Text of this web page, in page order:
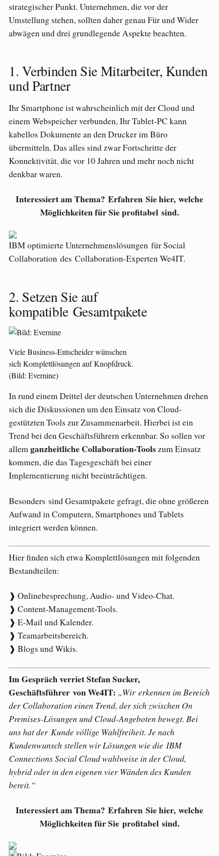
strategischer Punkt. Unternehmen, die vor der
Umstellung stehen, sollten daher genau Für und Wider
abwägen und drei grundlegende Aspekte beachten.
1. Verbinden Sie Mitarbeiter, Kunden
und Partner
Ihr Smartphone ist wahrscheinlich mit der Cloud und
einem Webspeicher verbunden, Ihr Tablet-PC kann
kabellos Dokumente an den Drucker im Büro
übermitteln. Das alles sind zwar Fortschritte der
Konnektivität, die vor 10 Jahren und mehr noch nicht
denkbar waren.
Interessiert am Thema? Erfahren Sie hier, welche
Möglichkeiten für Sie profitabel sind.
IBM optimierte Unternehmenslösungen für Social
Collaboration des Collaboration-Experten We4IT.
2. Setzen Sie auf
kompatible Gesamtpakete
Viele Business-Entscheider wünschen
sich Komplettlösungen auf Knopfdruck.
(Bild: Evernine)
In rund einem Drittel der deutschen Unternehmen drehen
sich die Diskussionen um den Einsatz von Cloud-
gestützten Tools zur Zusammenarbeit. Hierbei ist ein
Trend bei den Geschäftsführern erkennbar. So sollen vor
allemganzheitliche Collaboration-Toolszum Einsatz
kommen, die das Tagesgeschäft bei einer
Implementierung nicht beeinträchtigen.
Besonders sind Gesamtpakete gefragt, die ohne größeren
Aufwand in Computern, Smartphones und Tablets
integriert werden können.
Hier finden sich etwa Komplettlösungen mit folgenden
Bestandteilen:
❱ Onlinebesprechung, Audio- und Video-Chat.
❱ Content-Management-Tools.
❱ E-Mail und Kalender.
❱ Teamarbeitsbereich.
❱ Blogs und Wikis.
Im Gespräch verriet Stefan Sucker,
Geschäftsführer von We4IT: „Wir erkennen im Bereich
der Collaboration einen Trend, der sich zwischen On
Premises-Lösungen und Cloud-Angeboten bewegt. Bei
uns hat der Kunde völlige Wahlfreiheit. Je nach
Kundenwunsch stellen wir Lösungen wie die IBM
Connections Social Cloud wahlweise in der Cloud,
hybrid oder in den eigenen vier Wänden des Kunden
bereit.“
Interessiert am Thema? Erfahren Sie hier, welche
Möglichkeiten für Sie profitabel sind.